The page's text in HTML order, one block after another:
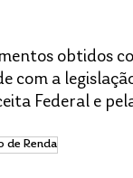
obtidos
com a
Federal e
de Renda